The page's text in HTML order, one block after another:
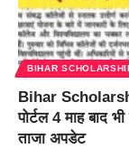
BIHAR
Bihar
पोर्टल 4 माह बाद
ताजा अपडेट